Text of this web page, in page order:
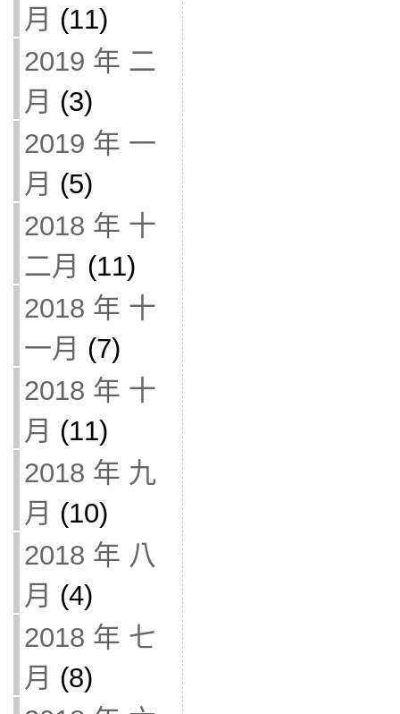
月 (11)
2019 年 二
月 (3)
2019 年 一
月 (5)
2018 年 十
二月 (11)
2018 年 十
一月 (7)
2018 年 十
月 (11)
2018 年 九
月 (10)
2018 年 八
月 (4)
2018 年 七
月 (8)